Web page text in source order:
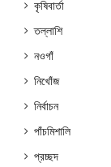
কৃষিবার্তা
তল্লাশি
নওগাঁ
নিখোঁজ
নির্বাচন
পাঁচমিশালি
প্রচ্ছদ